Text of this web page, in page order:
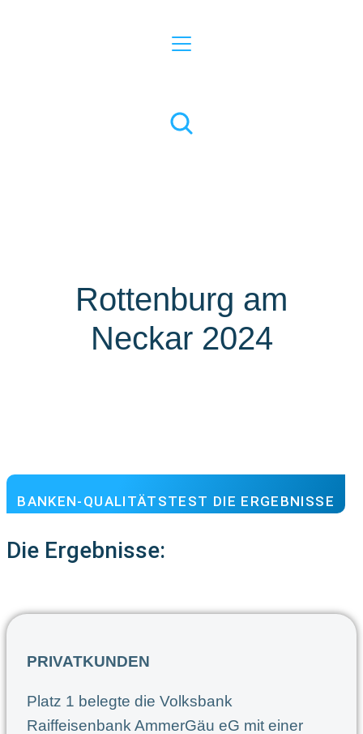
Rottenburg am
Neckar 2024
BANKEN-QUALITÄTSTEST DIE ERGEBNISSE
Die Ergebnisse:
PRIVATKUNDEN
Platz 1 belegte die Volksbank
Raiffeisenbank AmmerGäu eG mit einer